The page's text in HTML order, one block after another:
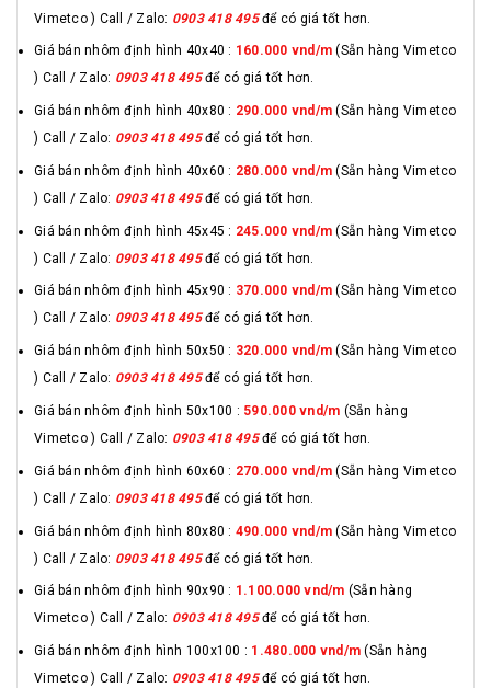
Vimetco ) Call / Zalo: 0903 418 495để có giá tốt hơn.
Giá bán nhôm định hình 40x40 : 160.000 vnd/m (Sẵn hàng Vimetco
) Call / Zalo: 0903 418 495để có giá tốt hơn.
Giá bán nhôm định hình 40x80 : 290.000 vnd/m (Sẵn hàng Vimetco
) Call / Zalo: 0903 418 495để có giá tốt hơn.
Giá bán nhôm định hình 40x60 : 280.000 vnd/m (Sẵn hàng Vimetco
) Call / Zalo: 0903 418 495để có giá tốt hơn.
Giá bán nhôm định hình 45x45 : 245.000 vnd/m (Sẵn hàng Vimetco
) Call / Zalo: 0903 418 495để có giá tốt hơn.
Giá bán nhôm định hình 45x90 : 370.000 vnd/m(Sẵn hàng Vimetco
) Call / Zalo: 0903 418 495để có giá tốt hơn.
Giá bán nhôm định hình 50x50 : 320.000 vnd/m (Sẵn hàng Vimetco
) Call / Zalo: 0903 418 495để có giá tốt hơn.
Giá bán nhôm định hình 50x100 : 590.000 vnd/m (Sẵn hàng
Vimetco ) Call / Zalo: 0903 418 495để có giá tốt hơn.
Giá bán nhôm định hình 60x60 : 270.000 vnd/m (Sẵn hàng Vimetco
) Call / Zalo: 0903 418 495để có giá tốt hơn.
Giá bán nhôm định hình 80x80 : 490.000 vnd/m(Sẵn hàng Vimetco
) Call / Zalo: 0903 418 495để có giá tốt hơn.
Giá bán nhôm định hình 90x90 : 1.100.000 vnd/m (Sẵn hàng
Vimetco ) Call / Zalo: 0903 418 495để có giá tốt hơn.
Giá bán nhôm định hình 100x100 : 1.480.000 vnd/m (Sẵn hàng
Vimetco ) Call / Zalo: 0903 418 495để có giá tốt hơn.